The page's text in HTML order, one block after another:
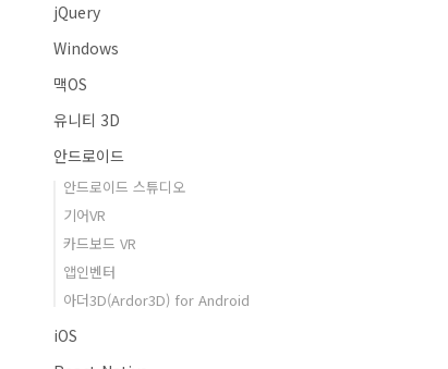
jQuery
Windows
맥OS
유니티 3D
안드로이드
안드로이드 스튜디오
기어VR
카드보드 VR
앱인벤터
아더3D(Ardor3D) for Android
iOS